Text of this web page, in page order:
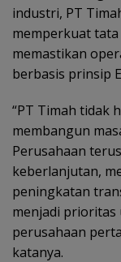
industri, PT
memperkuat
memastikan
berbasis prinsip
“PT Timah tidak
membangun
Perusahaan
keberlanjutan,
peningkatan
menjadi prioritas
perusahaan
katanya.